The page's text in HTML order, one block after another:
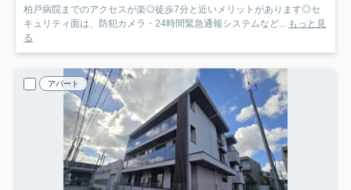
柏戸病院までのアクセスが楽◎徒歩7分と近いメリットがあります◎セ
キュリティ面は、防犯カメラ・24時間緊急通報システムなど... もっと見
る
アパート